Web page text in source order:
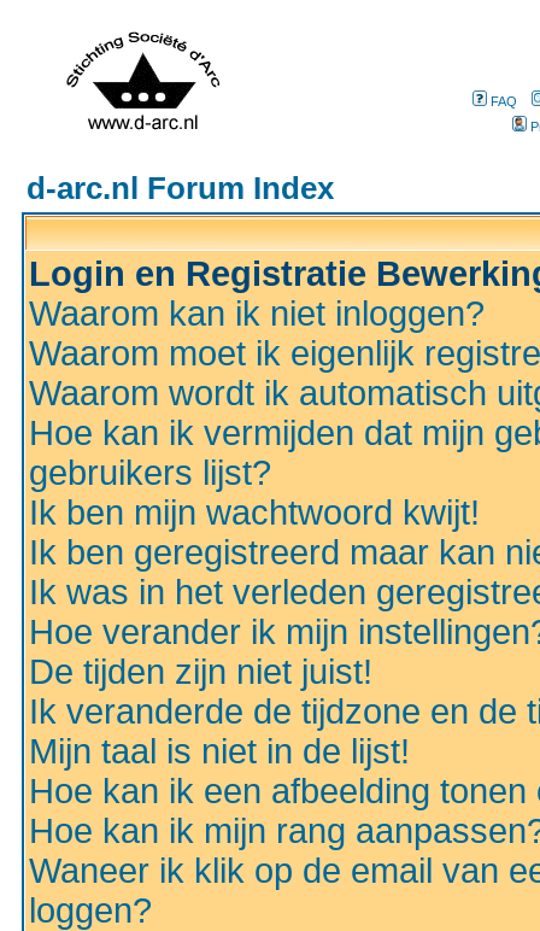
FAQ
d-arc.nl Forum Index
Login en Registratie
Waarom kan ik niet inloggen?
Waarom moet ik eigenlijk
Waarom wordt ik automatisch
Hoe kan ik vermijden dat mijn
gebruikers lijst?
Ik ben mijn wachtwoord kwijt!
Ik ben geregistreerd maar kan
Ik was in het verleden
Hoe verander ik mijn
De tijden zijn niet juist!
Ik veranderde de tijdzone en de
Mijn taal is niet in de lijst!
Hoe kan ik een afbeelding
Hoe kan ik mijn rang
Waneer ik klik op de email van
loggen?